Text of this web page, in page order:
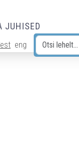
JUHISED
est eng